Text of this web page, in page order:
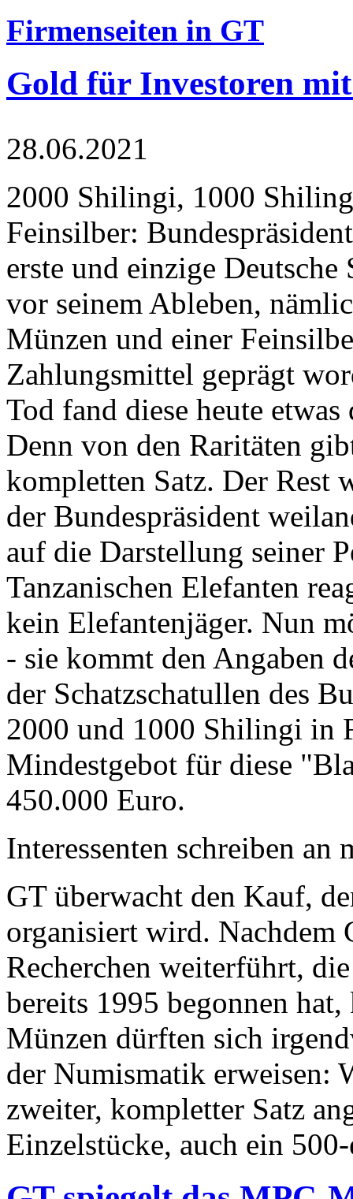
Firmenseiten in GT
Gold für Investoren
28.06.2021
2000 Shilingi, 1000
Feinsilber:
erste und einzige Deutsche
vor seinem Ableben,
Münzen und einer
Zahlungsmittel geprägt
Tod fand diese heute
Denn von den Raritäten
kompletten Satz. Der Rest
der Bundespräsident
auf die Darstellung seiner
Tanzanischen Elefanten
kein Elefantenjäger. Nun
- sie kommt den Angaben
der Schatzschatullen des
2000 und 1000 Shilingi in
Mindestgebot für diese
450.000 Euro.
Interessenten schreiben
GT überwacht den Kauf,
organisiert wird. Nachdem
Recherchen weiterführt,
bereits 1995 begonnen
Münzen dürften sich
der Numismatik erweisen:
zweiter, kompletter Satz
Einzelstücke, auch ein